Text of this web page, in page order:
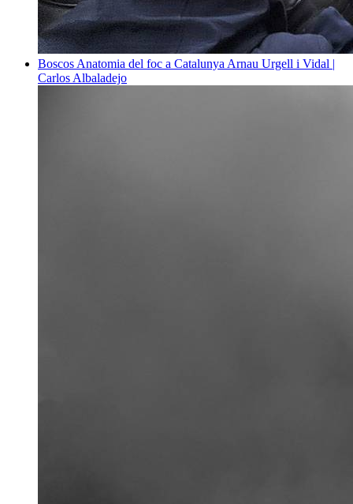
Boscos Anatomia del foc a Catalunya Arnau Urgell i Vidal |
Carlos Albaladejo